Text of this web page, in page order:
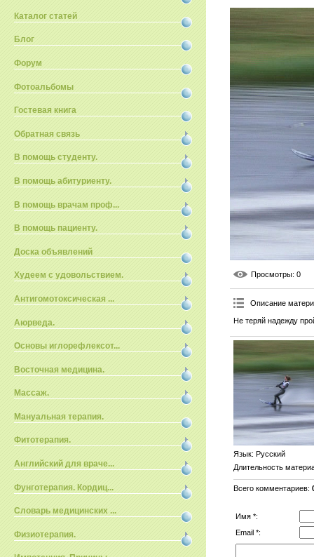
Каталог статей
Блог
Форум
Фотоальбомы
Гостевая книга
Обратная связь
В помощь студенту.
В помощь абитуриенту.
В помощь врачам проф...
В помощь пациенту.
Доска объявлений
Худеем с удовольствием.
Антигомотоксическая ...
Аюрведа.
Основы иглорефлексот...
Восточная медицина.
Массаж.
Мануальная терапия.
Фитотерапия.
Английский для враче...
Фунготерапия. Кордиц...
Словарь медицинских ...
Физиотерапия.
Просмотры: 0
Описание
Не теряй надежду
Язык: Русский
Длительность
Всего комментариев:
Имя *:
Email *: